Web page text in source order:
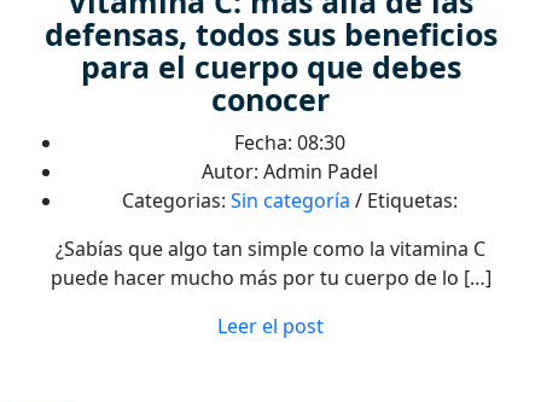
defensas, todos sus beneficios
para el cuerpo que debes
conocer
Fecha: 08:30
Autor: Admin Padel
Categorias: Sin categoría / Etiquetas:
¿Sabías que algo tan simple como la vitamina C
puede hacer mucho más por tu cuerpo de lo […]
Leer el post